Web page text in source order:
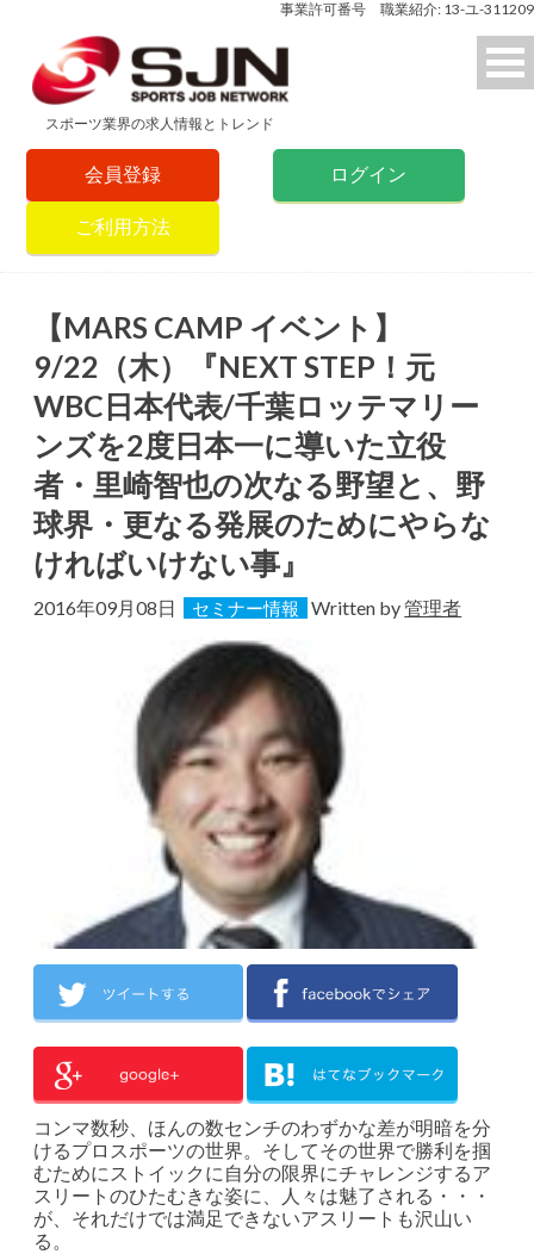
事業許可番号 職業紹介: 13-ユ-311209
スポーツ業界の求人情報とトレンド
会員登録 ログイン
ご利用方法
【MARS CAMP イベント】
9/22（木）『NEXT STEP！元
WBC日本代表/千葉ロッテマリー
ンズを2度日本一に導いた立役
者・里崎智也の次なる野望と、野
球界・更なる発展のためにやらな
ければいけない事』
2016年09月08日 セミナー情報 Written by管理者
コンマ数秒、ほんの数センチのわずかな差が明暗を分
けるプロスポーツの世界。そしてその世界で勝利を掴
むためにストイックに自分の限界にチャレンジするア
スリートのひたむきな姿に、人々は魅了される・・・
が、それだけでは満足できないアスリートも沢山い
る。